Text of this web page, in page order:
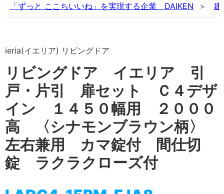
「ずっと ここちいいね」を実現する企業 DAIKEN 建
ieria(イエリア) リビングドア
リビングドア イエリア 引
戸・片引 扉セット Ｃ４デザ
イン １４５０幅用 ２０００
高 〈シナモンブラウン柄〉
左右兼用 カマ錠付 間仕切
錠 ラクラクローズ付